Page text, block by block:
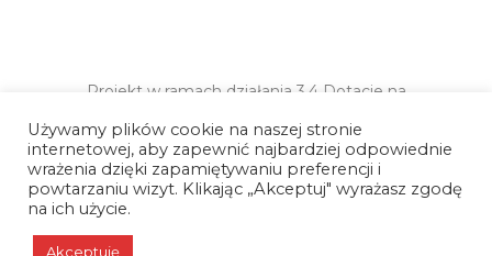
Projekt w ramach działania 3.4 Dotacje na
Inteligentny Rozwój 2014-2020,
współfinansowanego ze środków
Europejskiego Funduszu Rozwoju
Regionalnego.
Używamy plików cookie na naszej stronie
internetowej, aby zapewnić najbardziej odpowiednie
wrażenia dzięki zapamiętywaniu preferencji i
powtarzaniu wizyt. Klikając „Akceptuj" wyrażasz zgodę
na ich użycie.
Akceptuję